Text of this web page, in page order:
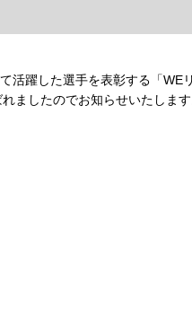
活躍した選手を表彰する「WE
ましたのでお知らせいたします